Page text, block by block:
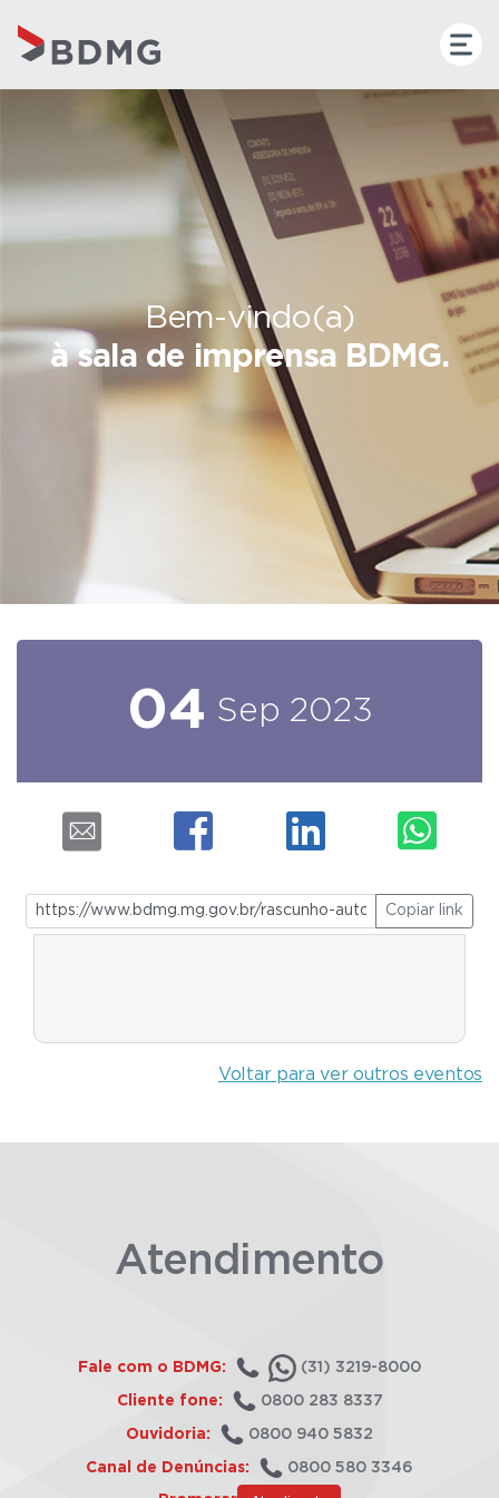
Bem-vindo(a)
à sala de imprensa BDMG.
04 Sep 2023
Copiar link
Voltar para ver outros eventos
Atendimento
Fale com o BDMG: (31) 3219-8000
Cliente fone: 0800 283 8337
Ouvidoria: 0800 940 5832
Canal de Denúncias: 0800 580 3346